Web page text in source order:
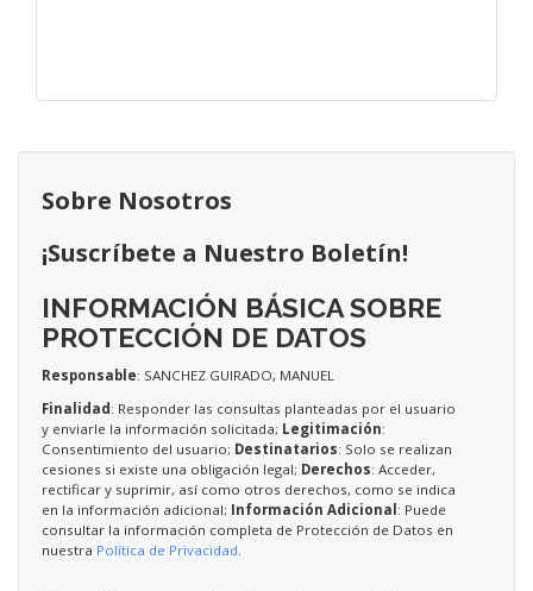
Sobre Nosotros
¡Suscríbete a Nuestro Boletín!
INFORMACIÓN BÁSICA SOBRE
PROTECCIÓN DE DATOS
Responsable: SANCHEZ GUIRADO, MANUEL
Finalidad: Responder las consultas planteadas por el usuario
y enviarle la información solicitada; Legitimación:
Consentimiento del usuario; Destinatarios: Solo se realizan
cesiones si existe una obligación legal; Derechos: Acceder,
rectificar y suprimir, así como otros derechos, como se indica
en la información adicional; Información Adicional: Puede
consultar la información completa de Protección de Datos en
nuestra Política de Privacidad